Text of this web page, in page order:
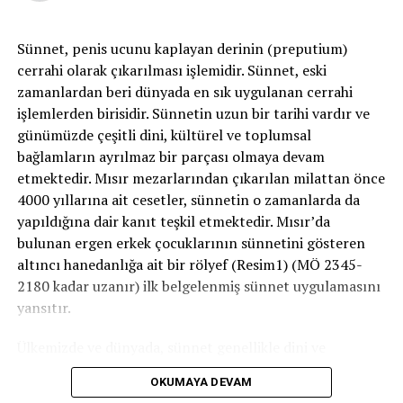
ölçen test ise morfoloji olup iki farklı ölçüm metodu
vardır. Dünya sağlık örgütü (WHO) kriterlerine göre
toplam spermlerin %60’ının, Kruger standartlarına
göre ise %4’ünün normal morfolojiye sahip olması
gerekir.
Sigara içen erkeklerde içmeyenlere göre sperm sayısı
%20 daha düşük olarak bulunmaktadır. Yine sigaranın
içindeki moleküller sperm hareketliliğinde de azalmaya
neden olmaktadır. Bu vesile ile spermlerin yumurtaya
ulaşması zorlaşmaktadır. Ama sigara asıl etkisini
spermlerin yumurtayı dölleme yeteneğini, yani
morfolojisini bozarak etkisini gösterir. Morfolojinin
ve tüp bebek) da başarı şansını düşürür.
Sünnet, penis ucunu kaplayan derinin (preputium)
cerrahi olarak çıkarılması işlemidir. Sünnet, eski
zamanlardan beri dünyada en sık uygulanan cerrahi
işlemlerden birisidir. Sünnetin uzun bir tarihi vardır ve
günümüzde çeşitli dini, kültürel ve toplumsal
bağlamların ayrılmaz bir parçası olmaya devam
etmektedir. Mısır mezarlarından çıkarılan milattan önce
4000 yıllarına ait cesetler, sünnetin o zamanlarda da
yapıldığına dair kanıt teşkil etmektedir. Mısır’da
bulunan ergen erkek çocuklarının sünnetini gösteren
altıncı hanedanlığa ait bir rölyef (Resim1) (MÖ 2345-
2180 kadar uzanır) ilk belgelenmiş sünnet uygulamasını
yansıtır.
geleneksel nedenlerle uygulanır. Ancak bazı tıbbi
zorunluluklar veya koruyucu amaçlarla gerçekleştirilen
OKUMAYA DEVAM